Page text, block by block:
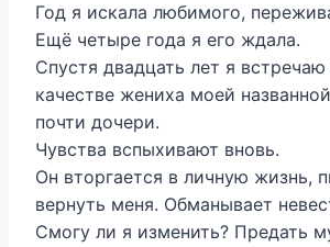
Год я искала любимого,
Ещё четыре года я его ждала.
Спустя двадцать лет я встречаю
качестве жениха моей
почти дочери.
Чувства вспыхивают вновь.
Он вторгается в личную жизнь,
вернуть меня. Обманывает
Смогу ли я изменить? Предать